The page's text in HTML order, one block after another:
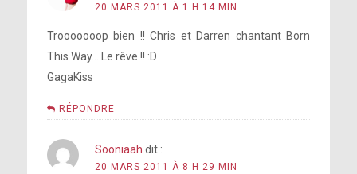
20 MARS 2011 À 1 H 14 MIN
Trooooooop bien !! Chris et Darren chantant Born
This Way… Le rêve !! :D
GagaKiss
RÉPONDRE
Sooniaah dit :
20 MARS 2011 À 8 H 29 MIN